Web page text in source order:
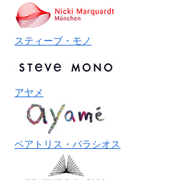
スティーブ・モノ
アヤメ
ベアトリス・パラシオス